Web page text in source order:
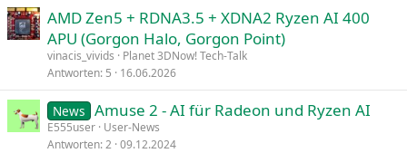
AMD Zen5 + RDNA3.5 + XDNA2 Ryzen AI 400
APU (Gorgon Halo, Gorgon Point)
vinacis_vivids
Planet 3DNow! Tech-Talk
Antworten 5 16.06.2026
News Amuse 2 - AI für Radeon und Ryzen AI
E555user User-News
Antworten 2 09.12.2024